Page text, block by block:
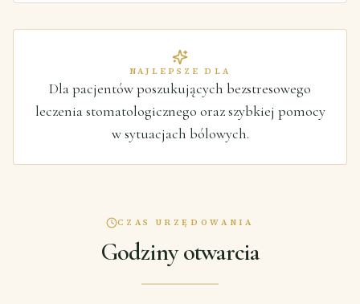
NAJLEPSZE DLA
Dla pacjentów poszukujących bezstresowego
leczenia stomatologicznego oraz szybkiej pomocy
w sytuacjach bólowych.
CZAS URZĘDOWANIA
Godziny otwarcia